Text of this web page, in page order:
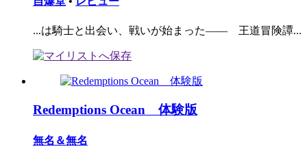
...は騎士と出会い、戦いが始まった―― 王道冒険譚...
Redemptions Ocean 体験版
無名＆無名